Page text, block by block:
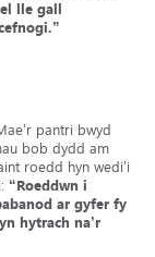
lle gall
pantri bwyd
bob dydd am
roedd hyn wedi’i
“Roeddwn i
ar gyfer fy
hytrach na’r